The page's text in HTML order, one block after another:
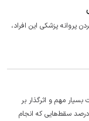
پروانه پزشکی این افراد،
مهم و اثرگذار بر
شاخص‌های جمعیت‌شناسی کشور است، می‌گوید: حدود ۹۰ درصد سقط‌هایی که انجام